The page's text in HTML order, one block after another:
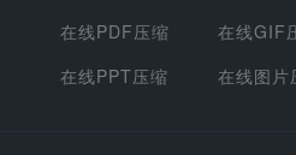
在线PDF压缩
在线PPT压缩
在线GIF
在线图片